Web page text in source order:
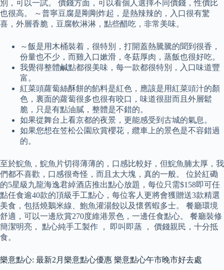
別，可以一試。 價錢方面，可以看個人選擇不同價錢，性價比
也很高。 ～普寧豆腐是剛剛炸起，是熱辣辣的，入口很有驚
喜，外層香脆，豆腐軟淋淋，點些醋吃，非常美味。
～飯是用木桶裝着，很特別，打開蓋熱騰騰的聞到很香，
份量也不少，而雞入口嫰滑，冬菇厚肉，蒸飯也很好吃。
我覺得整體鹹點都很美味，每一款都很特別，入口味道豐
富。
紅菜頭蘿蔔絲酥餅的餡料是紅色，應該是用紅菜頭汁的顏
色，裏面的蘿蔔很多也很有咬口，味道很甜而且外層鬆
脆，只是有點油膩，整體是不錯的。
如果從舞台上看京都的夜景，更能感受到古城的氣息。
如果您想在笠松公園欣賞櫻花，纜車上的景色是不容錯過
的。
至於鯇魚，鯇魚片切得薄薄的，口感比較好，但鯇魚腩太厚，我
們都不喜歡，口感很奇怪，而且太大塊，真的一般。 位於紅磡
的5星級九龍海逸君綽酒店推出點心放題，每位只需$158即可任
點任食逾40款的頂級手工點心，每位客人更將會獲贈送3款精選
美食，包括燒鵝米線、鮑魚灌湯餃以及懷舊蝦多士。 餐廳環境
舒適，可以一邊欣賞270度維港景色，一邊任食點心。 餐廳裝修
簡潔明亮， 點心純手工製作 ， 即叫即蒸 ， 價錢親民，十分抵
食。
樂意點心: 最新2月樂意點心優惠 樂意點心午市晚市好去處